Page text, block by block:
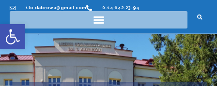
Otwórz pasek narzędzi
1lo.dabrowa@gmail.com 0-14 642-23-94